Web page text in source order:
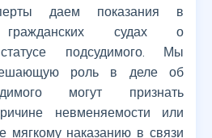
даем показания в
судах о
статусе подсудимого. Мы
роль в деле об
могут признать
невменяемости или
мягкому наказанию в связи